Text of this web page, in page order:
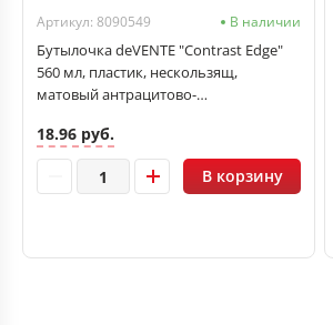
Артикул: 8090549 В наличии
Бутылочка deVENTE "Contrast Edge"
560 мл, пластик, нескользящ,
матовый антрацитово-
18.96 руб.
В корзину